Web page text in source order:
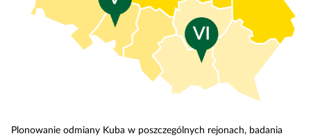
Plonowanie odmiany Kuba w poszczególnych rejonach, badania